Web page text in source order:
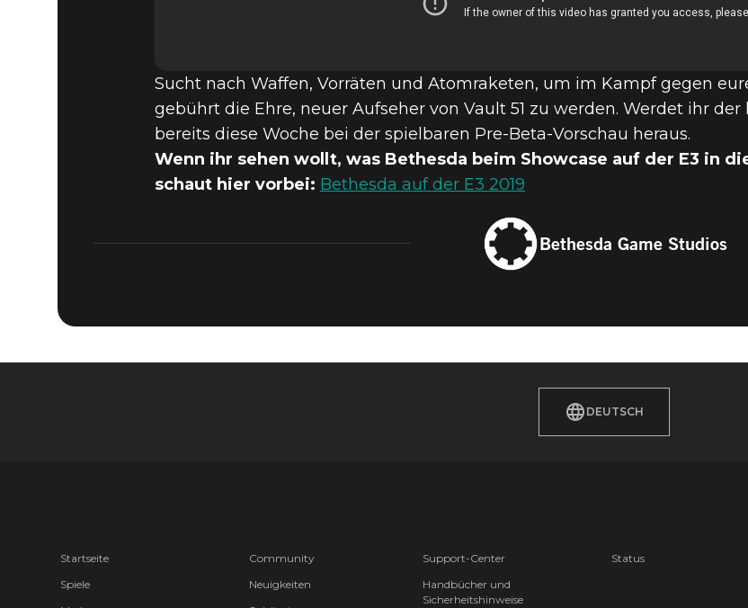
Sucht nach Waffen, Vorräten und Atomraketen, um im Kampf gegen
gebührt die Ehre, neuer Aufseher von Vault 51 zu werden. Werdet ihr
bereits diese Woche bei der spielbaren Pre-Beta-Vorschau heraus.
Wenn ihr sehen wollt, was Bethesda beim Showcase auf der E3 in
schaut hier vorbei: Bethesda auf der E3 2019
Bethesda Game Studios
DEUTSCH
Startseite
Spiele
Community
Neuigkeiten
Support-Center
Handbücher und
Sicherheitshinweise
Status